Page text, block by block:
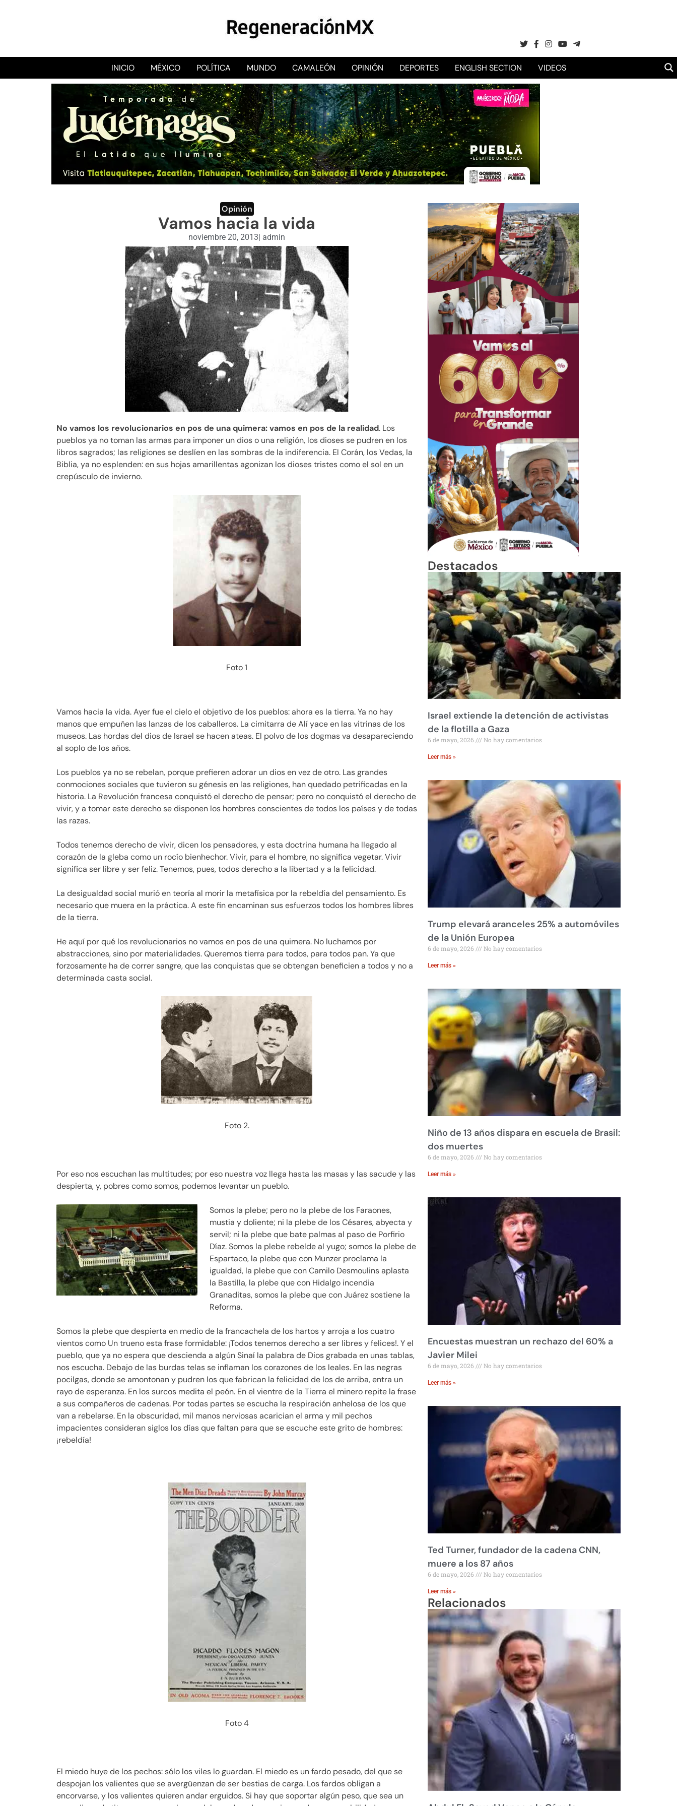
RegeneraciónMX
Sitio de noticias libre e independiente
INICIO MÉXICO POLÍTICA MUNDO CAMALEÓN OPINIÓN DEPORTES ENGLISH SECTION VIDEOS
Opinión
Vamos hacia la vida
noviembre 20, 2013 admin
No vamos los revolucionarios en pos de una quimera: vamos en pos de la realidad. Los
pueblos ya no toman las armas para imponer un dios o una religión, los dioses se pudren en los
libros sagrados; las religiones se deslíen en las sombras de la indiferencia. El Corán, los Vedas, la
Biblia, ya no esplenden: en sus hojas amarillentas agonizan los dioses tristes como el sol en un
crepúsculo de invierno.
Foto 1
Vamos hacia la vida. Ayer fue el cielo el objetivo de los pueblos: ahora es la tierra. Ya no hay
manos que empuñen las lanzas de los caballeros. La cimitarra de Alí yace en las vitrinas de los
museos. Las hordas del dios de Israel se hacen ateas. El polvo de los dogmas va desapareciendo
al soplo de los años.
Los pueblos ya no se rebelan, porque prefieren adorar un dios en vez de otro. Las grandes
conmociones sociales que tuvieron su génesis en las religiones, han quedado petrificadas en la
historia. La Revolución francesa conquistó el derecho de pensar; pero no conquistó el derecho de
vivir, y a tomar este derecho se disponen los hombres conscientes de todos los países y de todas
las razas.
Todos tenemos derecho de vivir, dicen los pensadores, y esta doctrina humana ha llegado al
corazón de la gleba como un rocío bienhechor. Vivir, para el hombre, no significa vegetar. Vivir
significa ser libre y ser feliz. Tenemos, pues, todos derecho a la libertad y a la felicidad.
La desigualdad social murió en teoría al morir la metafísica por la rebeldía del pensamiento. Es
necesario que muera en la práctica. A este fin encaminan sus esfuerzos todos los hombres libres
de la tierra.
He aquí por qué los revolucionarios no vamos en pos de una quimera. No luchamos por
abstracciones, sino por materialidades. Queremos tierra para todos, para todos pan. Ya que
forzosamente ha de correr sangre, que las conquistas que se obtengan beneficien a todos y no a
determinada casta social.
Foto 2.
Por eso nos escuchan las multitudes; por eso nuestra voz llega hasta las masas y las sacude y las
despierta, y, pobres como somos, podemos levantar un pueblo.
Somos la plebe; pero no la plebe de los Faraones,
mustia y doliente; ni la plebe de los Césares, abyecta y
servil; ni la plebe que bate palmas al paso de Porfirio
Díaz. Somos la plebe rebelde al yugo; somos la plebe de
Espartaco, la plebe que con Munzer proclama la
igualdad, la plebe que con Camilo Desmoulins aplasta
la Bastilla, la plebe que con Hidalgo incendia
Granaditas, somos la plebe que con Juárez sostiene la
Reforma.
Somos la plebe que despierta en medio de la francachela de los hartos y arroja a los cuatro
vientos como Un trueno esta frase formidable: ¡Todos tenemos derecho a ser libres y felices!. Y el
pueblo, que ya no espera que descienda a algún Sinaí la palabra de Dios grabada en unas tablas,
nos escucha. Debajo de las burdas telas se inflaman los corazones de los leales. En las negras
pocilgas, donde se amontonan y pudren los que fabrican la felicidad de los de arriba, entra un
rayo de esperanza. En los surcos medita el peón. En el vientre de la Tierra el minero repite la frase
a sus compañeros de cadenas. Por todas partes se escucha la respiración anhelosa de los que
van a rebelarse. En la obscuridad, mil manos nerviosas acarician el arma y mil pechos
impacientes consideran siglos los días que faltan para que se escuche este grito de hombres:
¡rebeldía!
Foto 4
El miedo huye de los pechos: sólo los viles lo guardan. El miedo es un fardo pesado, del que se
despojan los valientes que se avergüenzan de ser bestias de carga. Los fardos obligan a
encorvarse, y los valientes quieren andar erguidos. Si hay que soportar algún peso, que sea un
Destacados
Israel extiende la detención de activistas
de la flotilla a Gaza
6 de mayo, 2026 No hay comentarios
Leer más »
Trump elevará aranceles 25% a automóviles
de la Unión Europea
6 de mayo, 2026 No hay comentarios
Leer más »
Niño de 13 años dispara en escuela de Brasil:
dos muertes
6 de mayo, 2026 No hay comentarios
Leer más »
Encuestas muestran un rechazo del 60% a
Javier Milei
6 de mayo, 2026 No hay comentarios
Leer más »
Ted Turner, fundador de la cadena CNN,
muere a los 87 años
6 de mayo, 2026 No hay comentarios
Leer más »
Relacionados